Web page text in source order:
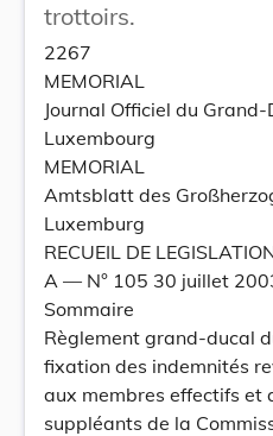
trottoirs.
2267
MEMORIAL
Journal Officiel du Grand-
Luxembourg
MEMORIAL
Amtsblatt des
Luxemburg
RECUEIL DE
A –– N° 105 30 juillet
Sommaire
Règlement grand-ducal
fixation des indemnités
aux membres effectifs et
suppléants de la